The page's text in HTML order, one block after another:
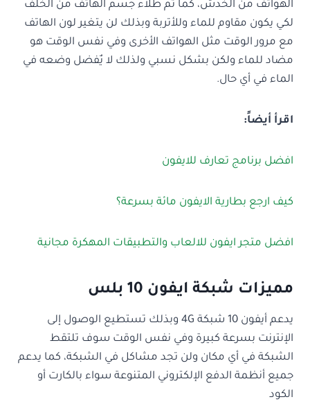
الهواتف من الخدش، كما تم طلاء جسم الهاتف من الخلف
لكي يكون مقاوم للماء وللأتربة وبذلك لن يتغير لون الهاتف
مع مرور الوقت مثل الهواتف الأخرى وفي نفس الوقت هو
مضاد للماء ولكن بشكل نسبي ولذلك لا يٌفضل وضعه في
الماء في أي حال.
اقرأ أيضاً:
افضل برنامج تعارف للايفون
كيف ارجع بطارية الايفون مائة بسرعة؟
افضل متجر ايفون للالعاب والتطبيقات المهكرة مجانية
مميزات شبكة ايفون 10 بلس
يدعم أيفون 10 شبكة 4G وبذلك تستطيع الوصول إلى
الإنترنت بسرعة كبيرة وفي نفس الوقت سوف تلتقط
الشبكة في أي مكان ولن تجد مشاكل في الشبكة، كما يدعم
جميع أنظمة الدفع الإلكتروني المتنوعة سواء بالكارت أو
الكود